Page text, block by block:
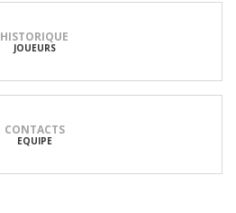
HISTORIQUE
JOUEURS
CONTACTS
EQUIPE